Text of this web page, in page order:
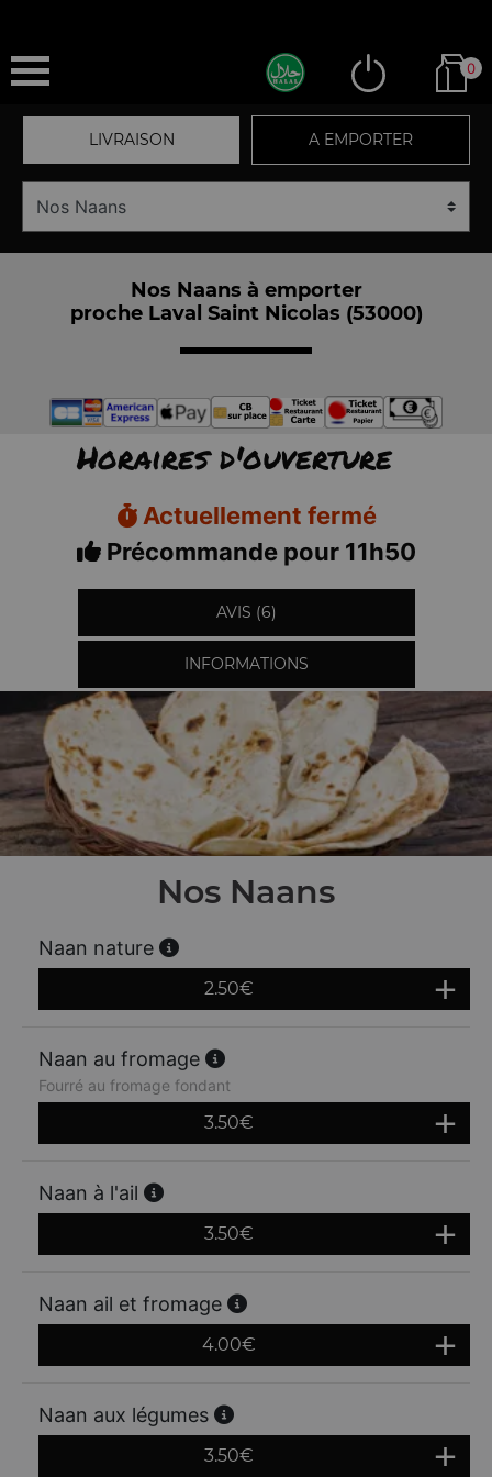
0
LIVRAISON A EMPORTER
Nos Naans à emporter
proche Laval Saint Nicolas (53000)
Horaires d'ouverture
Actuellement fermé
Précommande pour 11h50
AVIS (6)
INFORMATIONS
Nos Naans
Naan nature
2.50€
Naan au fromage
Fourré au fromage fondant
3.50€
Naan à l'ail
3.50€
Naan ail et fromage
4.00€
Naan aux légumes
3.50€